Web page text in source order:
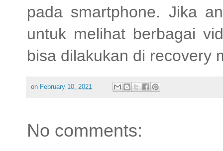
pada smartphone. Jika
untuk melihat berbagai
bisa dilakukan di recovery
on February 10, 2021
No comments: